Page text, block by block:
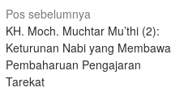
Navigasi
pos
Pos sebelumnya
KH. Moch. Muchtar Mu’thi (2):
Keturunan Nabi yang Membawa
Pembaharuan Pengajaran
Tarekat